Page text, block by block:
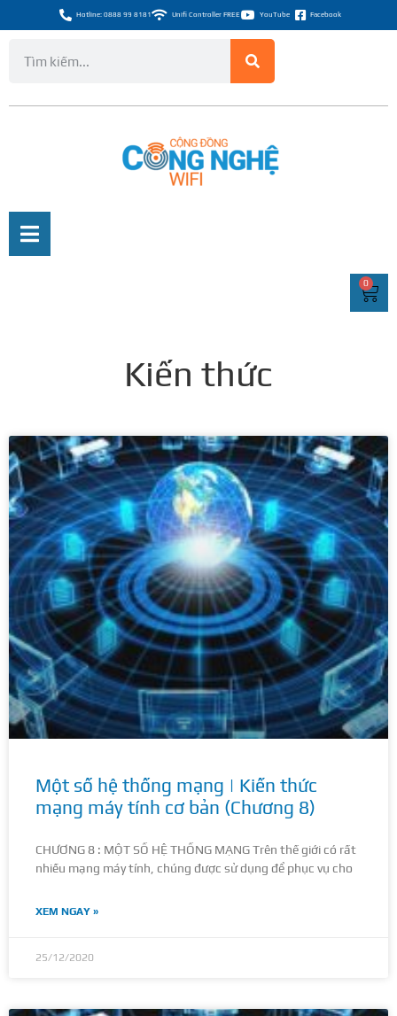
Hotline: 0888 99 8181 Unifi Controller FREE YouTube Facebook
0
Kiến thức
Một số hệ thống mạng | Kiến thức
mạng máy tính cơ bản (Chương 8)
CHƯƠNG 8 : MỘT SỐ HỆ THỐNG MẠNG Trên thế giới có rất
nhiều mạng máy tính, chúng được sử dụng để phục vụ cho
XEM NGAY »
25/12/2020